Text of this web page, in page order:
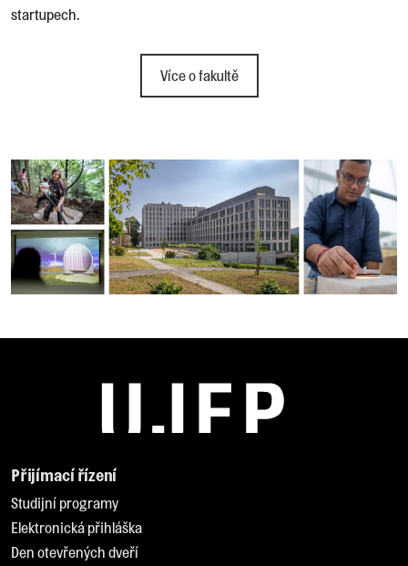
startupech.
Více o fakultě
Přijímací řízení
Studijní programy
Elektronická přihláška
Den otevřených dveří